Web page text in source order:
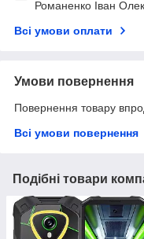
Романенко Іван
Всі умови оплати
Умови повернення
Повернення товару
Всі умови повернення
Подібні товари